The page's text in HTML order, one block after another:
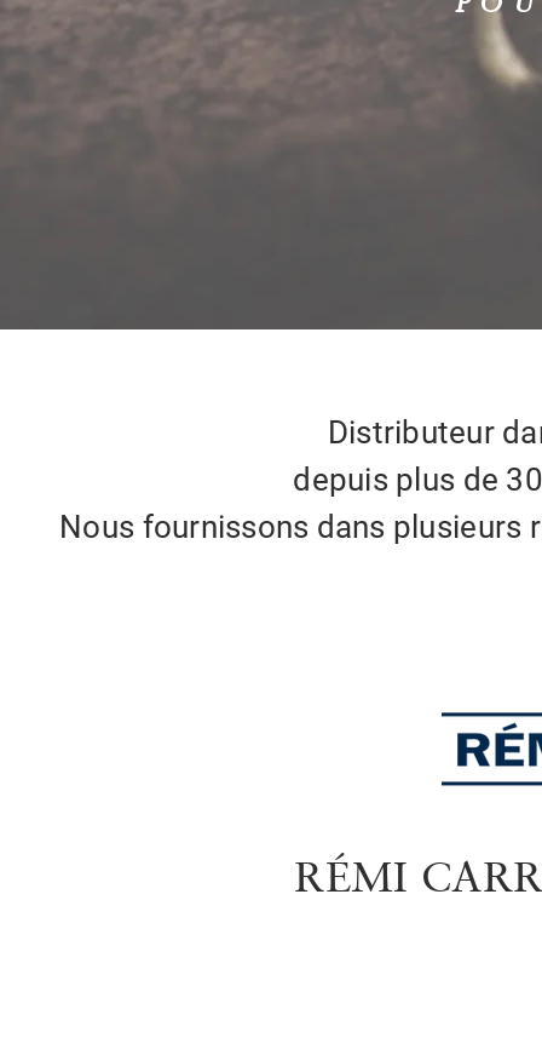
Distributeur
depuis plus de
Nous fournissons dans plusieurs
RÉMI